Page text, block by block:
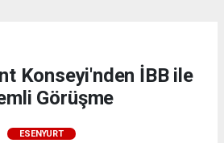
Konseyi'nden İBB ile
Görüşme
ESENYURT